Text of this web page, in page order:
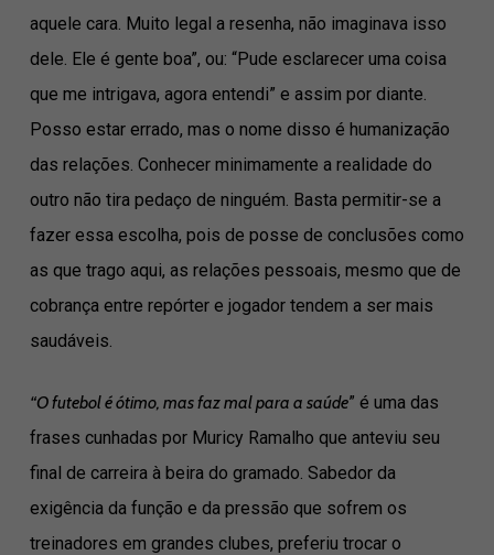
aquele cara. Muito legal a resenha, não imaginava isso
dele. Ele é gente boa”, ou: “Pude esclarecer uma coisa
que me intrigava, agora entendi” e assim por diante.
Posso estar errado, mas o nome disso é humanização
das relações. Conhecer minimamente a realidade do
outro não tira pedaço de ninguém. Basta permitir-se a
fazer essa escolha, pois de posse de conclusões como
as que trago aqui, as relações pessoais, mesmo que de
cobrança entre repórter e jogador tendem a ser mais
saudáveis.
“O futebol é ótimo, mas faz mal para a saúde” é uma das
frases cunhadas por Muricy Ramalho que anteviu seu
final de carreira à beira do gramado. Sabedor da
exigência da função e da pressão que sofrem os
treinadores em grandes clubes, preferiu trocar o